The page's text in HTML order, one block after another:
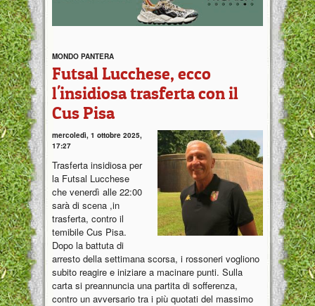
MONDO PANTERA
Futsal Lucchese, ecco
l'insidiosa trasferta con il
Cus Pisa
mercoledì, 1 ottobre 2025,
17:27
Trasferta insidiosa per
la Futsal Lucchese
che venerdì alle 22:00
sarà di scena ,in
trasferta, contro il
temibile Cus Pisa.
Dopo la battuta di
arresto della settimana scorsa, i rossoneri vogliono
subito reagire e iniziare a macinare punti. Sulla
carta si preannuncia una partita di sofferenza,
contro un avversario tra i più quotati del massimo